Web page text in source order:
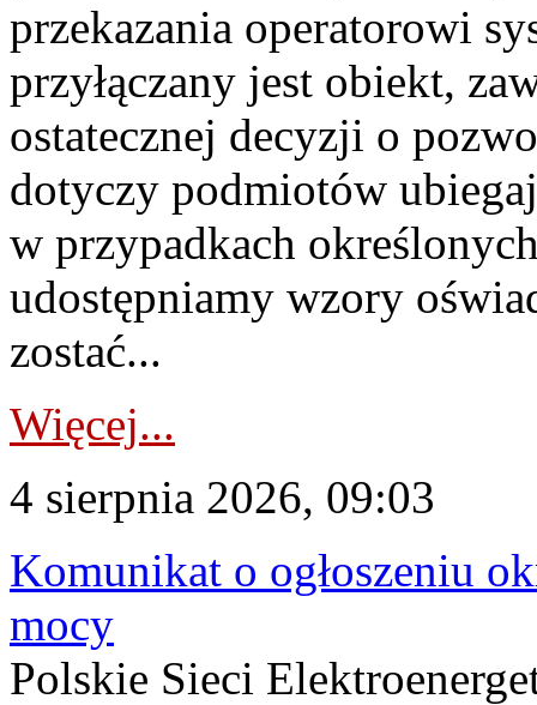
przekazania operatorowi
przyłączany jest obiekt,
ostatecznej decyzji o
dotyczy podmiotów
w przypadkach
udostępniamy wzory
zostać...
Więcej...
4 sierpnia 2026, 09:03
Komunikat o ogłoszeniu
mocy
Polskie Sieci